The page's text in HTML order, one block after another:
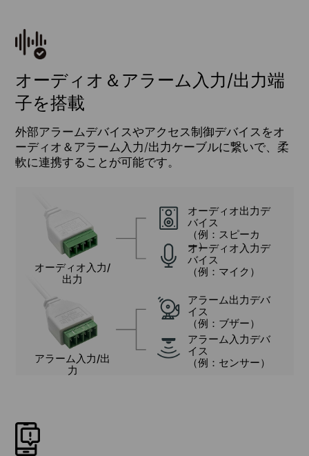
オーディオ＆アラーム入力/出力端
子を搭載
外部アラームデバイスやアクセス制御デバイスをオ
ーディオ＆アラーム入力/出力ケーブルに繋いで、柔
軟に連携することが可能です。
オーディオ入力/
出力
アラーム入力/出
力
オーディオ出力デ
バイス
（例：スピーカ
ー）
オーディオ入力デ
バイス
（例：マイク）
アラーム出力デバ
イス
（例：ブザー）
アラーム入力デバ
イス
（例：センサー）